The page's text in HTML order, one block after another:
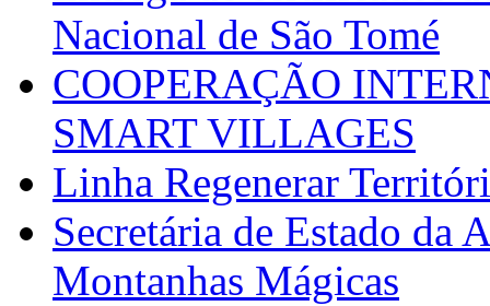
Nacional de São Tomé
COOPERAÇÃO
SMART VILLAGES
Linha Regenerar
Secretária de Estado da
Montanhas Mágicas